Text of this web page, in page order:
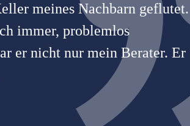
meines Nachbarn geflutet.
immer, problemlos
er nicht nur mein Berater. Er